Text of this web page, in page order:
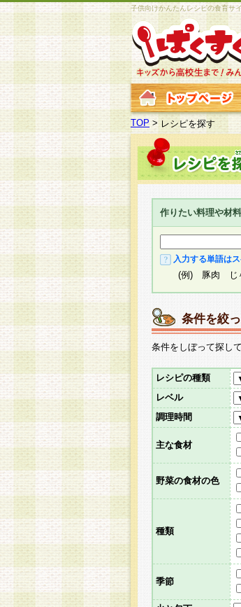
子供向けかんたんレシピの食育サ
TOP >レシピを探す
作りたい料理や材
入力する単語は
(例) 豚肉 じゃ
条件を絞
条件をしぼって探し
レシピの種類
レベル
調理時間
主な食材
野菜の食材の色
種類
季節